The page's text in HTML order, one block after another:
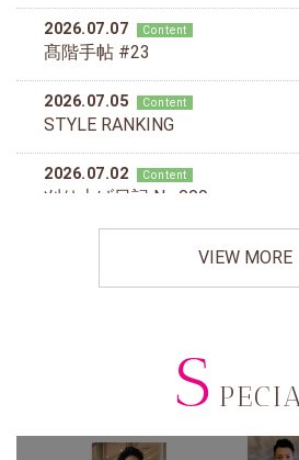
VIEW MORE
S